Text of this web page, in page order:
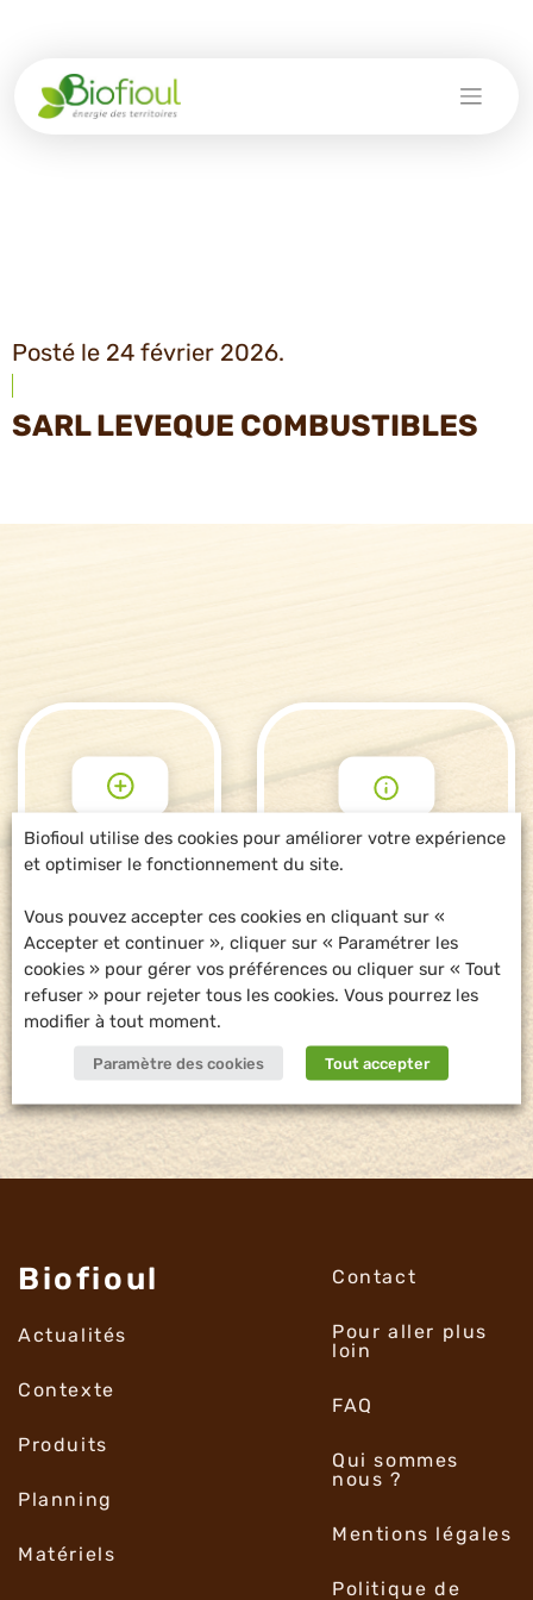
Posté le 24 février 2026.
SARL LEVEQUE COMBUSTIBLES
POUR ALLER
PLUS LOIN
DEMANDE
D'INFORMATIONS
Biofioul
Actualités
Contexte
Produits
Planning
Matériels
Contact
Pour aller plus
loin
FAQ
Qui sommes
nous ?
Mentions légales
Politique de
Biofioul utilise des cookies pour améliorer votre expérience
et optimiser le fonctionnement du site.
Vous pouvez accepter ces cookies en cliquant sur «
Accepter et continuer », cliquer sur « Paramétrer les
cookies » pour gérer vos préférences ou cliquer sur « Tout
refuser » pour rejeter tous les cookies. Vous pourrez les
modifier à tout moment.
Paramètre des cookies Tout accepter